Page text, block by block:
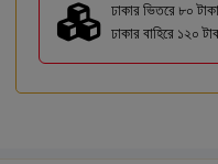
ঢাকার ভিতরে ৮০ টাকা
ঢাকার বাহিরে ১২০